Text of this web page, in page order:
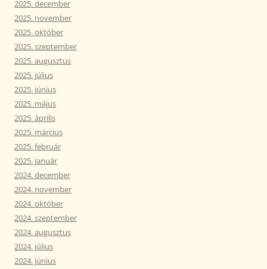
2025. december
2025. november
2025. október
2025. szeptember
2025. augusztus
2025. július
2025. június
2025. május
2025. április
2025. március
2025. február
2025. január
2024. december
2024. november
2024. október
2024. szeptember
2024. augusztus
2024. július
2024. június